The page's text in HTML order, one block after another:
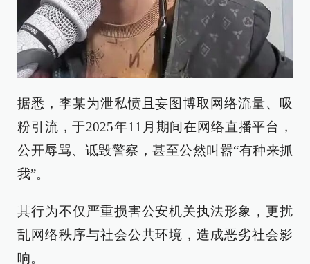
据悉，李某为泄私愤且妄图博取网络流量、吸
粉引流，于2025年11月期间在网络直播平台，
公开辱骂、诋毁警察，甚至公然叫嚣“有种来抓
我”。
其行为不仅严重损害公安机关执法形象，更扰
乱网络秩序与社会公共环境，造成恶劣社会影
响。